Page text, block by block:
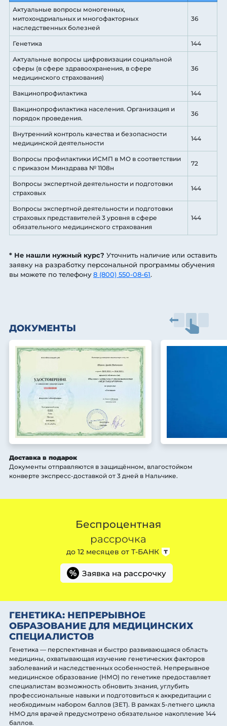
Актуальные вопросы моногенных,
митохондриальных и многофакторных
наследственных болезней
36
Генетика 144
Актуальные вопросы цифровизации социальной
сферы (в сфере здравоохранения, в сфере
медицинского страхования)
36
Вакцинопрофилактика 144
Вакцинопрофилактика населения. Организация и
порядок проведения.
36
Внутренний контроль качества и безопасности
медицинской деятельности
144
Вопросы профилактики ИСМП в МО в соответствии
с приказом Минздрава № 1108н
72
Вопросы экспертной деятельности и подготовки
страховых
144
Вопросы экспертной деятельности и подготовки
страховых представителей 3 уровня в сфере
обязательного медицинского страхования
144
* Не нашли нужный курс? Уточнить наличие или оставить
заявку на разработку персональной программы обучения
вы можете по телефону8 (800) 550-08-61.
ДОКУМЕНТЫ
Доставка в подарок
Документы отправляются в защищённом, влагостойком
конверте экспресс-доставкой от 3 дней в Нальчике.
Беспроцентная
рассрочка
до 12 месяцев от Т-БАНК
% Заявка на рассрочку
ГЕНЕТИКА: НЕПРЕРЫВНОЕ
ОБРАЗОВАНИЕ ДЛЯ МЕДИЦИНСКИХ
СПЕЦИАЛИСТОВ
Генетика — перспективная и быстро развивающаяся область
медицины, охватывающая изучение генетических факторов
заболеваний и наследственных особенностей. Непрерывное
медицинское образование (НМО) по генетике предоставляет
специалистам возможность обновить знания, углубить
профессиональные навыки и подготовиться к аккредитации с
необходимым набором баллов (ЗЕТ). В рамках 5-летнего цикла
НМО для врачей предусмотрено обязательное накопление 144
баллов.